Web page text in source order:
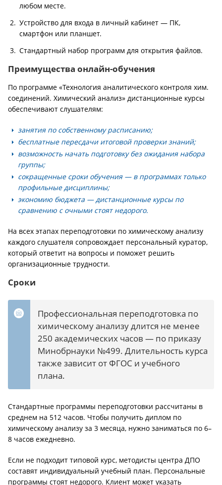
любом месте.
Устройство для входа в личный кабинет — ПК,
смартфон или планшет.
Стандартный набор программ для открытия файлов.
Преимущества онлайн-обучения
По программе «Технология аналитического контроля хим.
соединений. Химический анализ» дистанционные курсы
обеспечивают слушателям:
занятия по собственному расписанию;
бесплатные пересдачи итоговой проверки знаний;
возможность начать подготовку без ожидания набора
группы;
сокращенные сроки обучения — в программах только
профильные дисциплины;
экономию бюджета — дистанционные курсы по
сравнению с очными стоят недорого.
На всех этапах переподготовки по химическому анализу
каждого слушателя сопровождает персональный куратор,
который ответит на вопросы и поможет решить
организационные трудности.
Сроки
Профессиональная переподготовка по
химическому анализу длится не менее
250 академических часов — по приказу
Минобрнауки №499. Длительность курса
также зависит от ФГОС и учебного
плана.
Стандартные программы переподготовки рассчитаны в
среднем на 512 часов. Чтобы получить диплом по
химическому анализу за 3 месяца, нужно заниматься по 6–
8 часов ежедневно.
Если не подходит типовой курс, методисты центра ДПО
составят индивидуальный учебный план. Персональные
программы стоят недорого. Клиент может указать